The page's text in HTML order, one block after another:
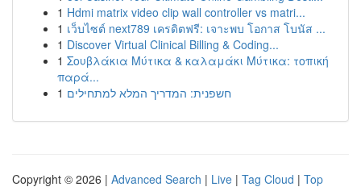
1 Hdmi matrix video clip wall controller vs matri...
1 เว็บไซต์ next789 เครดิตฟรี: เจาะพบ โอกาส โบนัส ...
1 Discover Virtual Clinical Billing & Coding...
1 Σουβλάκια Μύτικα & καλαμάκι Μύτικα: τοπική
παρά...
1 חשפנית: המדריך המלא למתחילים
Copyright © 2026 | Advanced Search | Live | Tag Cloud | Top